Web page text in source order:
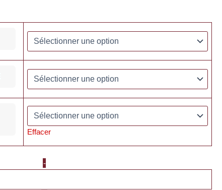
Effacer
-